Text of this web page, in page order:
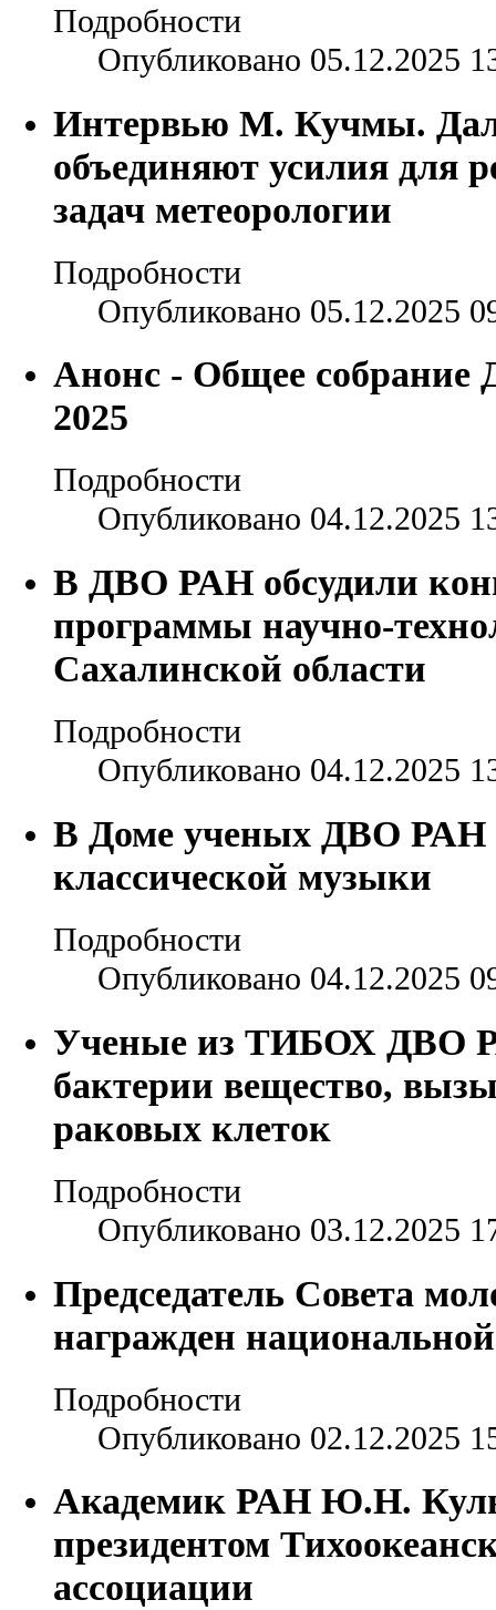
Подробности
Опубликовано 05.12.2025
Интервью М. Кучмы.
объединяют усилия для
задач метеорологии
Подробности
Опубликовано 05.12.2025
Анонс - Общее собрание
2025
Подробности
Опубликовано 04.12.2025
В ДВО РАН обсудили
программы научно-
Сахалинской области
Подробности
Опубликовано 04.12.2025
В Доме ученых ДВО РАН
классической музыки
Подробности
Опубликовано 04.12.2025
Ученые из ТИБОХ ДВО
бактерии вещество,
раковых клеток
Подробности
Опубликовано 03.12.2025
Председатель Совета
награжден
Подробности
Опубликовано 02.12.2025
Академик РАН Ю.Н.
президентом
ассоциации